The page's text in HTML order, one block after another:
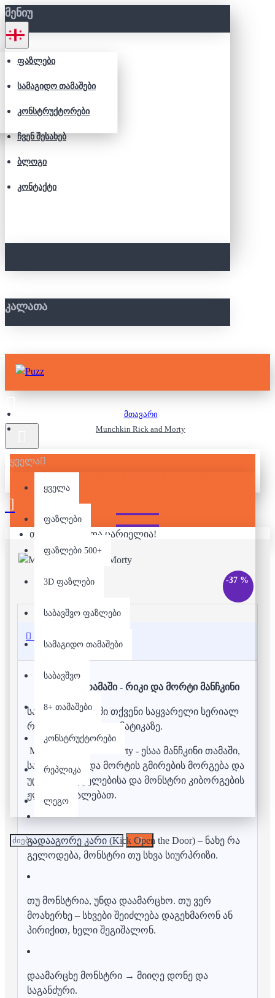
ᲛᲔᲜᲘᲣ
ᲤᲐᲖᲚᲔᲑᲘ
ᲡᲐᲛᲐᲒᲘᲓᲝ ᲗᲐᲛᲐᲨᲔᲑᲘ
ᲙᲝᲜᲡᲢᲠᲣᲥᲢᲝᲠᲔᲑᲘ
ᲩᲕᲔᲜ ᲨᲔᲡᲐᲮᲔᲑ
ᲑᲚᲝᲒᲘ
ᲙᲝᲜᲢᲐᲥᲢᲘ
ᲙᲐᲚᲐᲗᲐ
ყველა
ყველა
ფაზლები
ფაზლები 500+
3D ფაზლები
საბავშვო ფაზლები
სამაგიდო თამაშები
საბავშვო
8+ თამაშები
კონსტრუქტორები
რეპლიკა
ლეგო
თქვენი კალათა ცარიელია!
მთავარი
Munchkin Rick and Morty
MUNCHKIN RICK AND
-37 %
აღწერა
სამაგიდო თამაში - რიკი და მორტი მანჩკინი
სამაგიდო თამაში თქვენი საყვარელი სერიალ
რიკი და მორტის თემატიკაზე.
Munchkin Rick and Morty - ესაა მანჩკინი თამაში,
სადაც რიკის და მორტის გმირების მორგება და
უცხოპლანეტელებისა და მონსტრი კიბორგების
ჟლეტა გევალებათ.
გადააგორე კარი (Kick Open the Door) – ნახე რა
გელოდება, მონსტრი თუ სხვა სიურპრიზი.
თუ მონსტრია, უნდა დაამარცხო. თუ ვერ
მოახერხე – სხვები შეიძლება დაგეხმარონ ან
პირიქით, ხელი შეგიშალონ.
დაამარცხე მონსტრი → მიიღე დონე და
საგანძური.